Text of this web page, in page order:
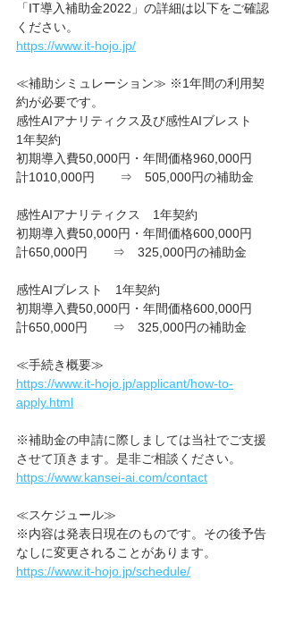
「IT導入補助金2022」の詳細は以下をご確認
ください。
https://www.it-hojo.jp/
≪補助シミュレーション≫ ※1年間の利用契
約が必要です。
感性AIアナリティクス及び感性AIブレスト
1年契約
初期導入費50,000円・年間価格960,000円
計1010,000円　　⇒　505,000円の補助金
感性AIアナリティクス　1年契約
初期導入費50,000円・年間価格600,000円
計650,000円　　⇒　325,000円の補助金
感性AIブレスト　1年契約
初期導入費50,000円・年間価格600,000円
計650,000円　　⇒　325,000円の補助金
≪手続き概要≫
https://www.it-hojo.jp/applicant/how-to-
apply.html
※補助金の申請に際しましては当社でご支援
させて頂きます。是非ご相談ください。
https://www.kansei-ai.com/contact
≪スケジュール≫
※内容は発表日現在のものです。その後予告
なしに変更されることがあります。
https://www.it-hojo.jp/schedule/